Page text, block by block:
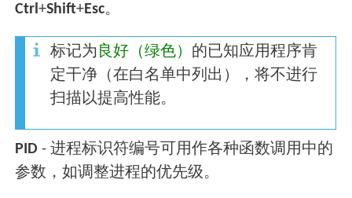
Ctrl+Shift+Esc。
标记为 良好（绿色） 的已知应用程序肯
定干净（在白名单中列出），将不进行
扫描以提高性能。
PID - 进程标识符编号可用作各种函数调用中的
参数，如调整进程的优先级。